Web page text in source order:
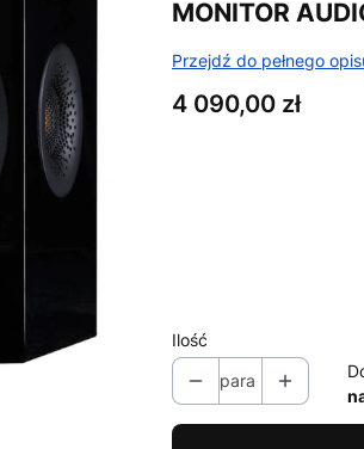
MONITOR
Przejdź do pełnego
Cena
4 090,00 zł
Poszczególne
Ilość
para